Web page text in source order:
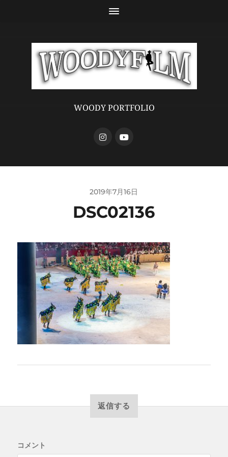
WOODY PORTFOLIO
2019年7月16日
DSC02136
返信する
コメント